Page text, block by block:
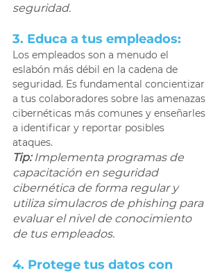
seguridad.
3. Educa a tus empleados:
Los empleados son a menudo el
eslabón más débil en la cadena de
seguridad. Es fundamental concientizar
a tus colaboradores sobre las amenazas
cibernéticas más comunes y enseñarles
a identificar y reportar posibles
ataques.
Tip: Implementa programas de
capacitación en seguridad
cibernética de forma regular y
utiliza simulacros de phishing para
evaluar el nivel de conocimiento
de tus empleados.
4. Protege tus datos con